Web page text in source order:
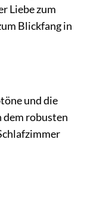
Liebe zum
Blickfang in
und die
dem robusten